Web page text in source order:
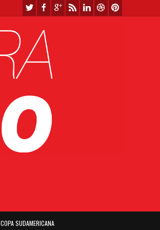
COPA SUDAMERICANA